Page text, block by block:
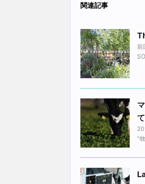
関連記事
前
”